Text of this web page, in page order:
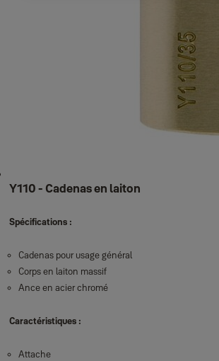
Y110 - Cadenas en laiton
Spécifications :
Cadenas pour usage général
Corps en laiton massif
Ance en acier chromé
Caractéristiques :
Attache